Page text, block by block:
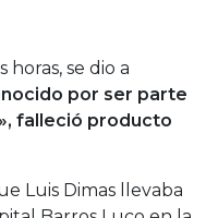
se dio a
por ser parte
falleció producto
Luis Dimas llevaba